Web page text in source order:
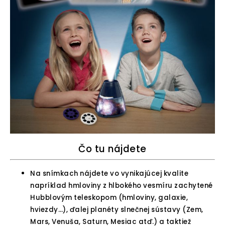
Čo tu nájdete
Na snímkach nájdete vo vynikajúcej kvalite
napríklad hmloviny z hlbokého vesmíru zachytené
Hubblovým teleskopom (hmloviny, galaxie,
hviezdy…), ďalej planéty slnečnej sústavy (Zem,
Mars, Venuša, Saturn, Mesiac atď.) a taktiež